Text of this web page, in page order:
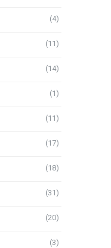
(4)
(11)
(14)
(1)
(11)
(17)
(18)
(31)
(20)
(3)